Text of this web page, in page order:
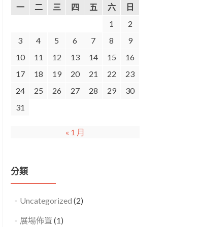
一 二 三 四 五 六
日
1
2
3
4 5 6 7 8
9
10
11 12 13 14 15
16
17
18 19 20 21 22
23
24
25 26 27 28 29
30
31
« 1 月
分類
Uncategorized (2)
展場佈置 (1)